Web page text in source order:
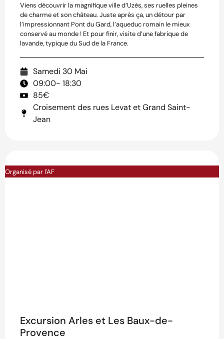
Viens découvrir la magnifique ville d’Uzès, ses ruelles pleines
de charme et son château. Juste après ça, un détour par
l’impressionnant Pont du Gard, l’aqueduc romain le mieux
conservé au monde ! Et pour finir, visite d’une fabrique de
lavande, typique du Sud de la France.
Samedi 30 Mai
09:00- 18:30
85€
Croisement des rues Levat et Grand Saint-
Jean
Organisé par l'AF
Excursion Arles et Les Baux-de-
Provence